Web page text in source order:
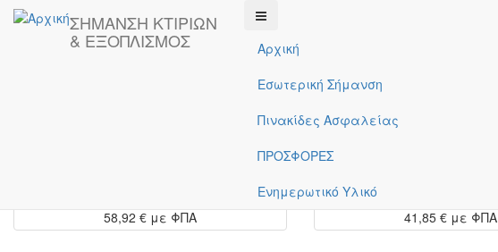
Παράκαμψη προς το κυρίως περιεχόμενο
ΣΗΜΑΝΣΗ ΚΤΙΡΙΩΝ
& ΕΞΟΠΛΙΣΜΟΣ
Αρχική
Εσωτερική Σήμανση
Πινακίδες Ασφαλείας
ΠΡΟΣΦΟΡΕΣ
Ενημερωτικό Υλικό
58,92 € με ΦΠΑ
41,85 € με ΦΠΑ